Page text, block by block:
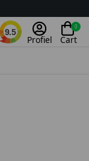
9.5
Profiel
0
Cart